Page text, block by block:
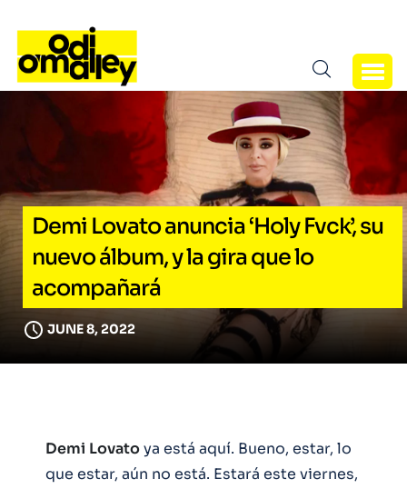
Demi Lovato anuncia ‘Holy Fvck’, su
nuevo álbum, y la gira que lo
acompañará
JUNE 8, 2022
Demi Lovatoya está aquí. Bueno, estar, lo
que estar, aún no está. Estará este viernes,